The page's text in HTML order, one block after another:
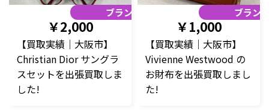
ブランド品
￥2,000
【買取実績｜大阪市】
Christian Dior サングラ
スセットを出張買取しま
した!
ブラン
￥1,000
【買取実績｜大阪市】
Vivienne Westwood の
お財布を出張買取しまし
た!